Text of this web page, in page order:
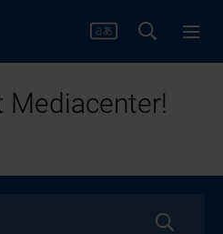
Mediacenter!